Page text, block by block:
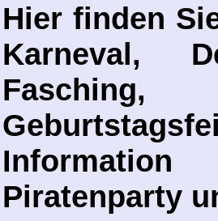
Hier finden
Karneval,
Piratenparty